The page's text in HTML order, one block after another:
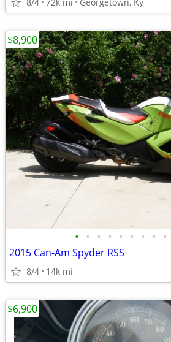
• • • • • • • • •
2015 Can-Am Spyder RSS
8/4 14k mi
$8,900
$6,900